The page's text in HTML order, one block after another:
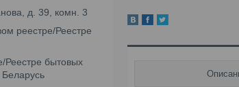
д. 39, комн. 3
реестре/Реестре
Реестре бытовых
Беларусь